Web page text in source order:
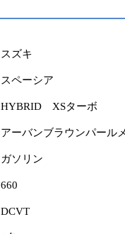
スズキ
スペーシア
HYBRID XSターボ
アーバンブラウンパール
ガソリン
660
DCVT